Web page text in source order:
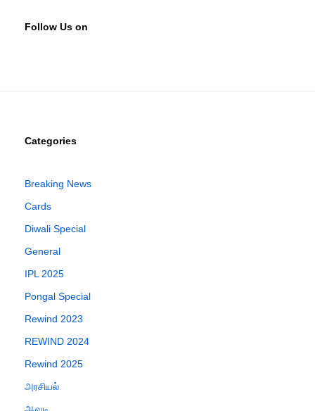
Follow Us on
Categories
Breaking News
Cards
Diwali Special
General
IPL 2025
Pongal Special
Rewind 2023
REWIND 2024
Rewind 2025
அரசியல்
ஆவடி